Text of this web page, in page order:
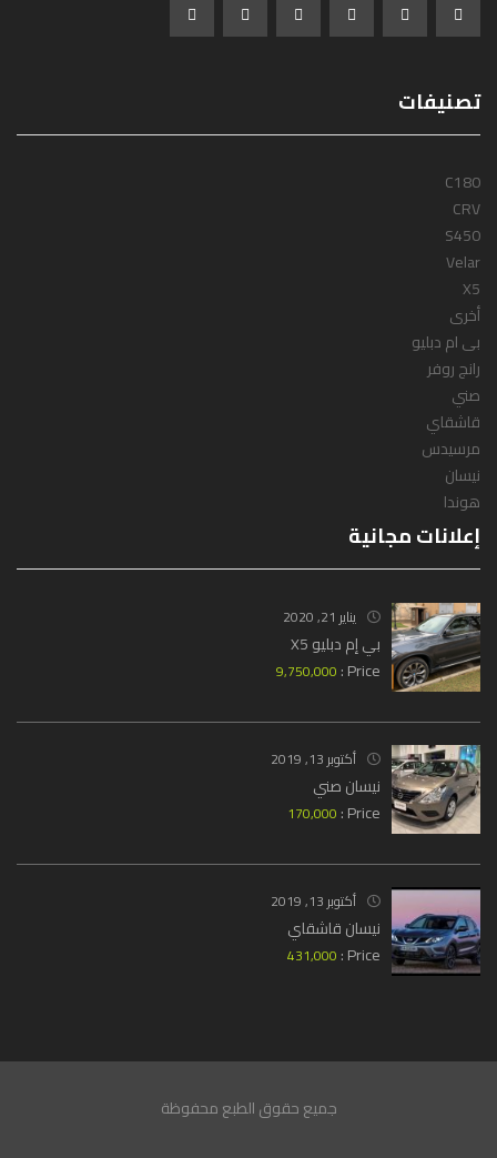
تصنيفات
C180
CRV
S450
Velar
X5
أخرى
بى ام دبليو
رانج روفر
صني
قاشقاي
مرسيدس
نيسان
هوندا
إعلانات مجانية
يناير 21, 2020
بي إم دبليو X5
Price :
9,750,000
أكتوبر 13, 2019
نيسان صني
Price :
170,000
أكتوبر 13, 2019
نيسان قاشقاي
Price :
431,000
جميع حقوق الطبع محفوظة